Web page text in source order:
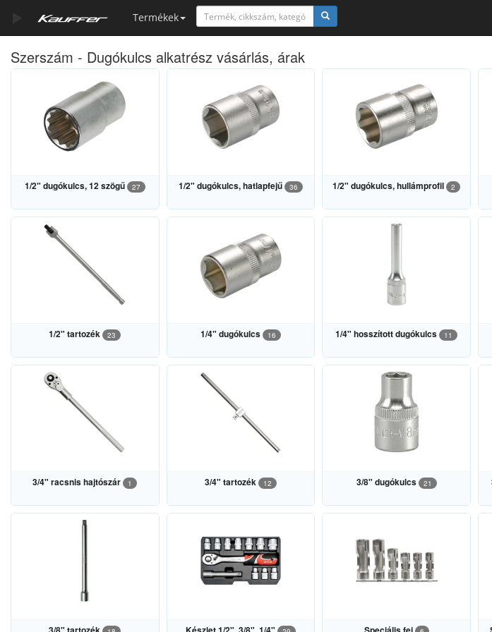
Termékek
Szerszámkatalógus
Alkatrészek
Szerszám - Dugókulcs alkatrész vásárlás, árak
1/2" dugókulcs, 12 szögű 27 1/2" dugókulcs, hatlapfejű 36 1/2" dugókulcs, hullámprofil 2
1/2" tartozék 23 1/4" dugókulcs 16 1/4" hosszított dugókulcs 11
3/4" racsnis hajtószár 1 3/4" tartozék 12 3/8" dugókulcs 21